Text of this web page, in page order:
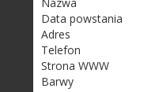
Data powstania
Adres
Telefon
Strona WWW
Barwy